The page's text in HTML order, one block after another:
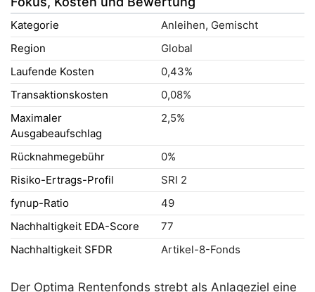
Kategorie
Anleihen, Gemischt
Region
Global
Laufende Kosten
0,43%
Transaktionskosten
0,08%
Maximaler
Ausgabeaufschlag
2,5%
Rücknahmegebühr
0%
Risiko-Ertrags-Profil
SRI 2
fynup-Ratio
49
Nachhaltigkeit EDA-Score
77
Nachhaltigkeit SFDR
Artikel-8-Fonds
Der Optima Rentenfonds strebt als Anlageziel eine